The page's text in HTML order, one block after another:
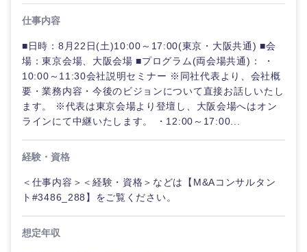
作、ゲー
ム
技術職
（モノづ
くり）
金融専門
ル
不動産専
門職
不動産専門職
建設・施工管理
事務職
その他
広告・宣伝・印刷
マスメディア
エンターテイメント
法律・特許事務所・監査法人
人材・アウトソーシング
仕事内容
■日時：8月22日(土)10:00～17:00(東京・大阪共通) ■会
場：東京会場、大阪会場 ■プログラム(両会場共通)： ・
10:00～11:30会社説明セミナー ※同社代表より、会社概
要・業務内容・今後のビジョンについて直接お話しいたし
ます。 ※代表は東京会場より登壇し、大阪会場へはオン
ラインにて中継いたします。 ・12:00～17:00...
経験・資格
＜仕事内容＞＜経験・資格＞などは【M&Aコンサルタン
ト#3486_288】をご覧ください。
想定年収